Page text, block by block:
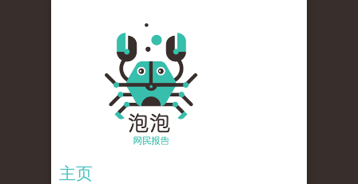
主页